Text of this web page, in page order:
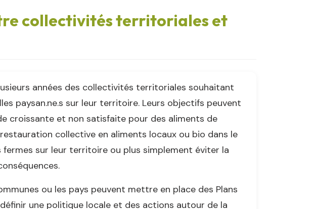
collectivités territoriales et
années des collectivités territoriales souhaitant
paysan.ne.s sur leur territoire. Leurs objectifs peuvent
croissante et non satisfaite pour des aliments de
collective en aliments locaux ou bio dans le
fermes sur leur territoire ou plus simplement éviter la
ou les pays peuvent mettre en place des Plans
une politique locale et des actions autour de la